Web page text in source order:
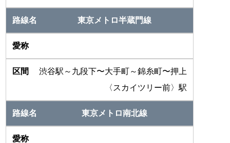
東京メトロ半蔵門線
渋谷駅～九段下〜大手町～錦糸町〜押上
〈スカイツリー前〉駅
東京メトロ南北線